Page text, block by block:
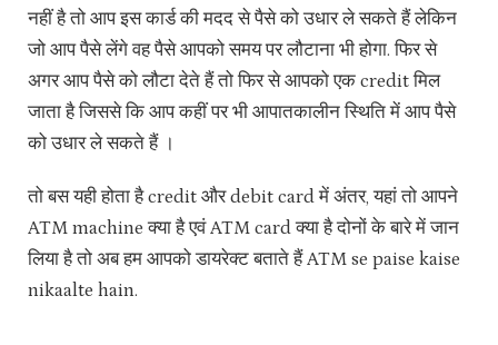
नहीं है तो आप इस कार्ड की मदद से पैसे को उधार ले सकते हैं लेकिन
जो आप पैसे लेंगे वह पैसे आपको समय पर लौटाना भी होगा. फिर से
अगर आप पैसे को लौटा देते हैं तो फिर से आपको एक credit मिल
जाता है जिससे कि आप कहीं पर भी आपातकालीन स्थिति में आप पैसे
को उधार ले सकते हैं ।
तो बस यही होता है credit और debit card में अंतर, यहां तो आपने
ATM machine क्या है एवं ATM card क्या है दोनों के बारे में जान
लिया है तो अब हम आपको डायरेक्ट बताते हैं ATM se paise kaise
nikaalte hain.